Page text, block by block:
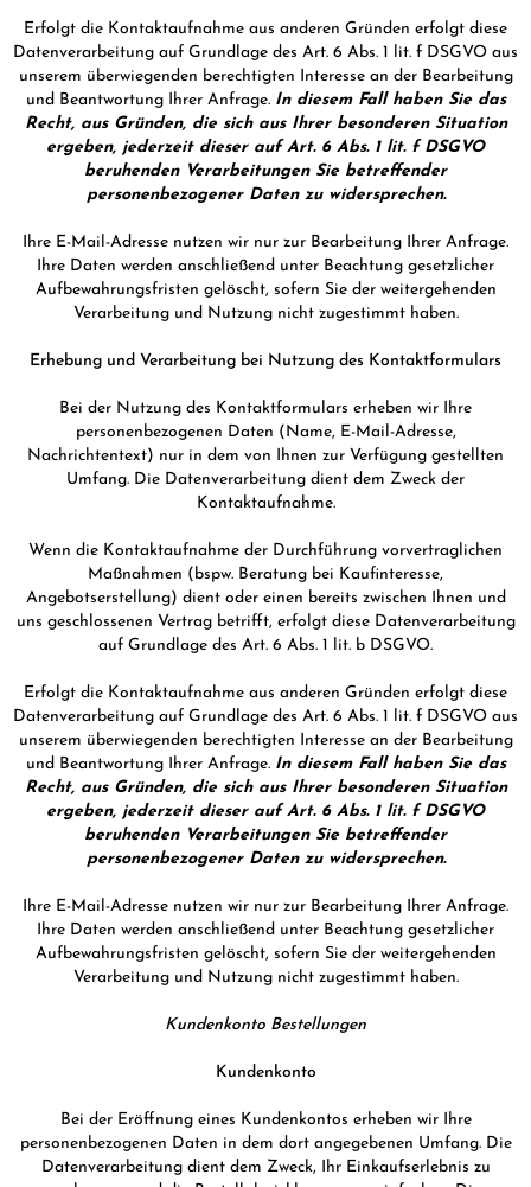
Erfolgt die Kontaktaufnahme aus anderen Gründen erfolgt diese
Datenverarbeitung auf Grundlage des Art. 6 Abs. 1 lit. f DSGVO aus
unserem überwiegenden berechtigten Interesse an der Bearbeitung
und Beantwortung Ihrer Anfrage. In diesem Fall haben Sie das
Recht, aus Gründen, die sich aus Ihrer besonderen Situation
ergeben, jederzeit dieser auf Art. 6 Abs. 1 lit. f DSGVO
beruhenden Verarbeitungen Sie betreffender
personenbezogener Daten zu widersprechen.
Ihre E-Mail-Adresse nutzen wir nur zur Bearbeitung Ihrer Anfrage.
Ihre Daten werden anschließend unter Beachtung gesetzlicher
Aufbewahrungsfristen gelöscht, sofern Sie der weitergehenden
Verarbeitung und Nutzung nicht zugestimmt haben.
Erhebung und Verarbeitung bei Nutzung des Kontaktformulars
Bei der Nutzung des Kontaktformulars erheben wir Ihre
personenbezogenen Daten (Name, E-Mail-Adresse,
Nachrichtentext) nur in dem von Ihnen zur Verfügung gestellten
Umfang. Die Datenverarbeitung dient dem Zweck der
Kontaktaufnahme.
Wenn die Kontaktaufnahme der Durchführung vorvertraglichen
Maßnahmen (bspw. Beratung bei Kaufinteresse,
Angebotserstellung) dient oder einen bereits zwischen Ihnen und
uns geschlossenen Vertrag betrifft, erfolgt diese Datenverarbeitung
auf Grundlage des Art. 6 Abs. 1 lit. b DSGVO.
Erfolgt die Kontaktaufnahme aus anderen Gründen erfolgt diese
Datenverarbeitung auf Grundlage des Art. 6 Abs. 1 lit. f DSGVO aus
unserem überwiegenden berechtigten Interesse an der Bearbeitung
und Beantwortung Ihrer Anfrage. In diesem Fall haben Sie das
Recht, aus Gründen, die sich aus Ihrer besonderen Situation
ergeben, jederzeit dieser auf Art. 6 Abs. 1 lit. f DSGVO
beruhenden Verarbeitungen Sie betreffender
personenbezogener Daten zu widersprechen.
Ihre E-Mail-Adresse nutzen wir nur zur Bearbeitung Ihrer Anfrage.
Ihre Daten werden anschließend unter Beachtung gesetzlicher
Aufbewahrungsfristen gelöscht, sofern Sie der weitergehenden
Verarbeitung und Nutzung nicht zugestimmt haben.
Kundenkonto Bestellungen
Kundenkonto
Bei der Eröffnung eines Kundenkontos erheben wir Ihre
personenbezogenen Daten in dem dort angegebenen Umfang. Die
Datenverarbeitung dient dem Zweck, Ihr Einkaufserlebnis zu